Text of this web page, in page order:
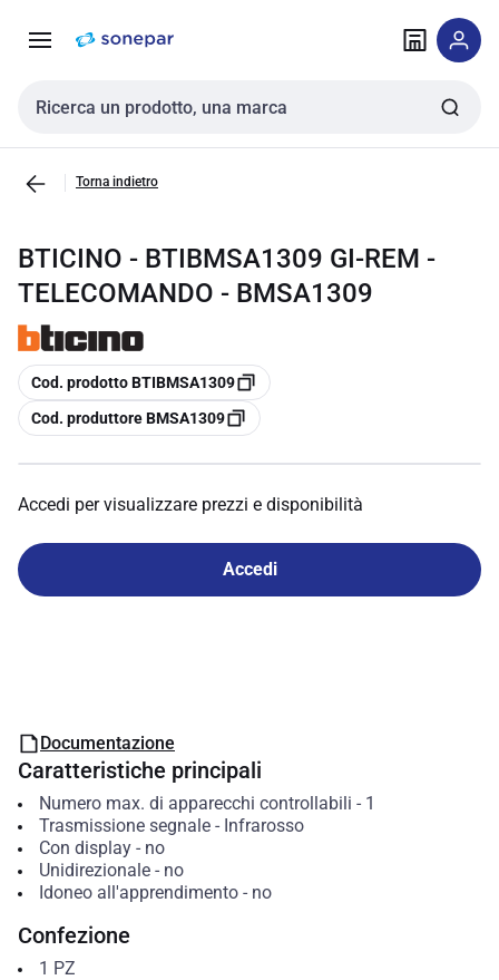
navigazione alla
Cerca input
Torna indietro
BTICINO - BTIBMSA1309 GI-REM -
TELECOMANDO - BMSA1309
copia
Cod. prodotto BTIBMSA1309
copia
Cod. produttore BMSA1309
Accedi per visualizzare prezzi e disponibilità
Accedi
Documentazione
Caratteristiche principali
Numero max. di apparecchi controllabili - 1
Trasmissione segnale- Infrarosso
Con display- no
Unidirezionale- no
Idoneo all'apprendimento- no
Confezione
1 PZ